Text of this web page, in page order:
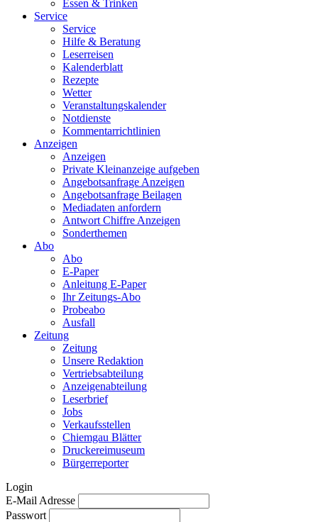
Essen & Trinken
Service
Service
Hilfe & Beratung
Leserreisen
Kalenderblatt
Rezepte
Wetter
Veranstaltungskalender
Notdienste
Kommentarrichtlinien
Anzeigen
Anzeigen
Private Kleinanzeige aufgeben
Angebotsanfrage Anzeigen
Angebotsanfrage Beilagen
Mediadaten anfordern
Antwort Chiffre Anzeigen
Sonderthemen
Abo
Abo
E-Paper
Anleitung E-Paper
Ihr Zeitungs-Abo
Probeabo
Ausfall
Zeitung
Zeitung
Unsere Redaktion
Vertriebsabteilung
Anzeigenabteilung
Leserbrief
Jobs
Verkaufsstellen
Chiemgau Blätter
Druckereimuseum
Bürgerreporter
Login
E-Mail Adresse
Passwort